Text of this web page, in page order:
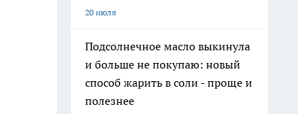
20 июля
Подсолнечное масло выкинула
и больше не покупаю: новый
способ жарить в соли - проще и
полезнее